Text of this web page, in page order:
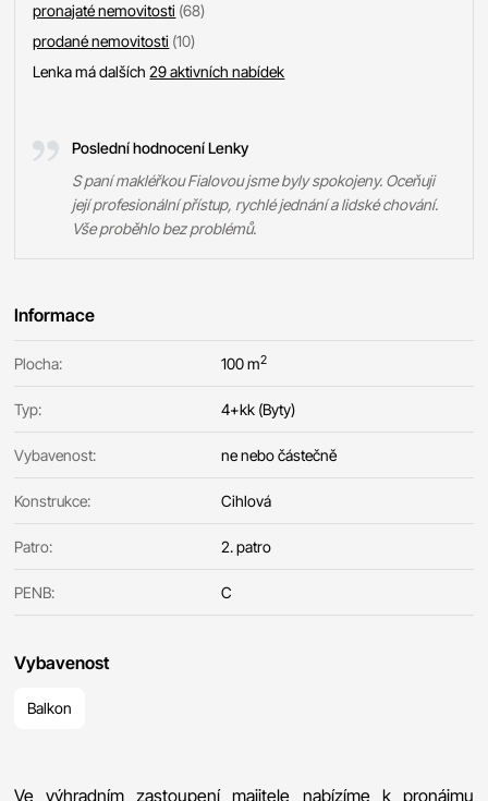
pronajaté nemovitosti (68)
prodané nemovitosti (10)
Lenka má dalších29 aktivních nabídek
Poslední hodnocení Lenky
S paní makléřkou Fialovou jsme byly spokojeny. Oceňuji
její profesionální přístup, rychlé jednání a lidské chování.
Vše proběhlo bez problémů.
Informace
Plocha: 100 m2
Typ: 4+kk (Byty)
Vybavenost: ne nebo částečně
Konstrukce: Cihlová
Patro: 2. patro
PENB: C
Vybavenost
Balkon
Ve výhradním zastoupení majitele nabízíme k pronájmu